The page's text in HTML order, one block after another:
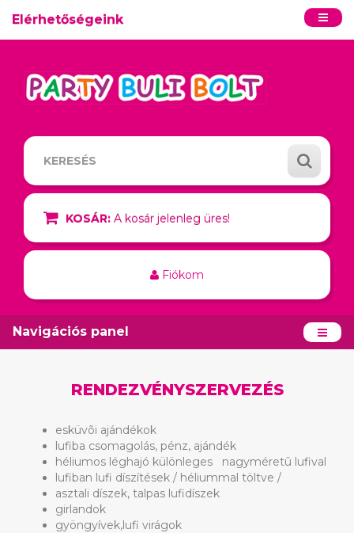
Elérhetőségeink
KOSÁR: A kosár jelenleg üres!
Fiókom
Navigációs panel
RENDEZVÉNYSZERVEZÉS
esküvõi ajándékok
lufiba csomagolás, pénz, ajándék
héliumos léghajó különleges nagyméretû lufival
lufiban lufi díszítések / héliummal töltve /
asztali díszek, talpas lufidíszek
girlandok
gyöngyívek,lufi virágok